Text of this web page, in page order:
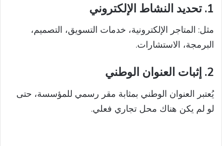
1. تحديد النشاط الإلكتروني
مثل: المتاجر الإلكترونية، خدمات التسويق، التصميم،
البرمجة، الاستشارات.
2. إثبات العنوان الوطني
يُعتبر العنوان الوطني بمثابة مقر رسمي للمؤسسة، حتى
لو لم يكن هناك محل تجاري فعلي.